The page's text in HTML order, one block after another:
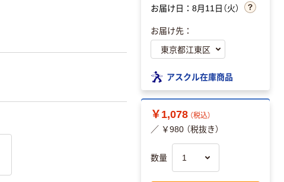
お届け日：8月11日（火）
お届け先：
アスクル在庫商品
￥1,078 （税込）
／ ￥980 （税抜き）
数量